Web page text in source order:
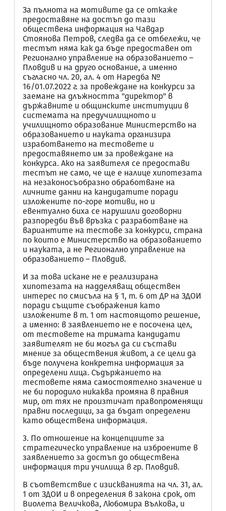
За пълнота на мотивите да се откаже
предоставяне на достъп до тази
обществена информация на Чавдар
Стоянова Петров, следва да се отбележи, че
тестът няма как да бъде предоставен от
Регионално управление на образованието –
Пловдив и на друго основание, а именно
съгласно чл. 20, ал. 4 от Наредба №
16/01.07.2022 г. за провеждане на конкурси за
заемане на длъжността "директор" в
държавните и общинските институции в
системата на предучилищното и
училищното образование Министерство на
образованието и науката организира
изработването на тестовете и
предоставянето им за провеждане на
конкурса. Ако на заявителя се предостави
тестът не само, че ще е налице хипотезата
на незаконосъобразно обработване на
личните данни на кандидатите поради
изложените по-горе мотиви, но и
евентуално биха се нарушили договорни
разпоредби във връзка с разработване на
вариантите на тестове за конкурси, страна
по които е Министерство на образованието
и науката, а не Регионално управление на
образованието – Пловдив.
И за това искане не е реализирана
хипотезата на надделяващ обществен
интерес по смисъла на § 1, т. 6 от ДР на ЗДОИ
поради същите съображения като
изложените в т. 1 от настоящото решение,
а именно: в заявлението не е посочена цел,
от тестовете на тримата кандидати
заявителят не би могъл да си състави
мнение за обществения живот, а се цели да
бъде получена конкретна информация за
определени лица. Съдържанието на
тестовете няма самостоятелно значение и
не би породило никаква промяна в правния
мир, от тях не произтичат правопроменящи
правни последици, за да бъдат определени
като обществена информация.
3. По отношение на концепциите за
стратегическо управление на изброените в
заявлението за достъп до обществена
информация три училища в гр. Пловдив.
В съответствие с изискванията на чл. 31, ал.
1 от ЗДОИ и в определения в закона срок, от
Виолета Величкова, Любомира Вълкова, и